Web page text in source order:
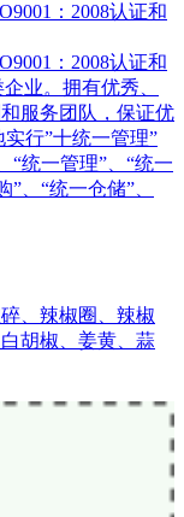
：2008认证和
：2008认证和
业。拥有优秀、
服务团队，保证优
行”十统一管理”
“统一管理”、“统一
、“统一仓储”、
、辣椒圈、辣椒
胡椒、姜黄、蒜